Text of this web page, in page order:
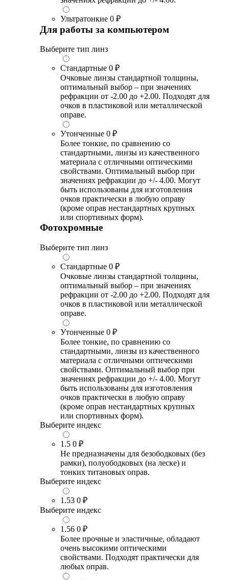
Ультратонкие 0 ₽
Для работы за компьютером
Выберите тип линз
Стандартные 0 ₽
Очковые линзы стандартной толщины,
оптимальный выбор – при значениях
рефракции от -2.00 до +2.00. Подходят для
очков в пластиковой или металлической
оправе.
Утонченные 0 ₽
Более тонкие, по сравнению со
стандартными, линзы из качественного
материала с отличными оптическими
свойствами. Оптимальный выбор при
значениях рефракции до +/- 4.00. Могут
быть использованы для изготовления
очков практически в любую оправу
(кроме оправ нестандартных крупных
или спортивных форм).
Фотохромные
Выберите тип линз
Стандартные 0 ₽
Очковые линзы стандартной толщины,
оптимальный выбор – при значениях
рефракции от -2.00 до +2.00. Подходят для
очков в пластиковой или металлической
оправе.
Утонченные 0 ₽
Более тонкие, по сравнению со
стандартными, линзы из качественного
материала с отличными оптическими
свойствами. Оптимальный выбор при
значениях рефракции до +/- 4.00. Могут
быть использованы для изготовления
очков практически в любую оправу
(кроме оправ нестандартных крупных
или спортивных форм).
Выберите индекс
1.5 0 ₽
Не предназначены для безободковых (без
рамки), полуободковых (на леске) и
тонких титановых оправ.
Выберите индекс
1.53 0 ₽
Выберите индекс
1.56 0 ₽
Более прочные и эластичные, обладают
очень высокими оптическими
свойствами. Подходят практически для
любых оправ.